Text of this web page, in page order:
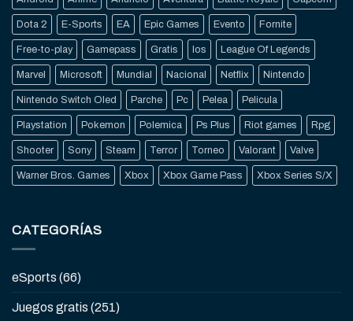
Dota 2 E-Sports EA Epic Games Evento Fornite
Free-to-play Gamepass Gratis Ios League Of Legends
Marvel Microsoft Mundial Nacional Netflix Nintendo
Nintendo Switch Oled Parche Pc Pelea Pelicula
Playstation Pokemon Polemica Ps Plus Riot games Rpg
Shooter Sony Steam Terror Torneo Valorant Valve
Warner Bros. Games Xbox Xbox Game Pass Xbox Series S/X
CATEGORÍAS
eSports (66)
Juegos gratis (251)